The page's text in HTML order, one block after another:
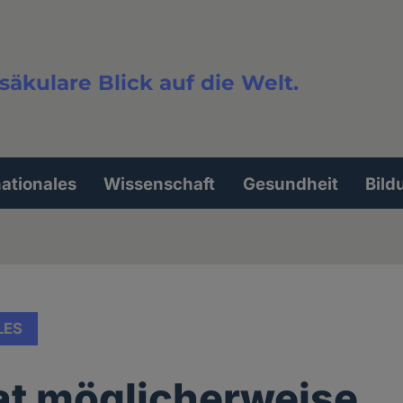
Blick auf die Welt.
Wissenschaft Gesundheit